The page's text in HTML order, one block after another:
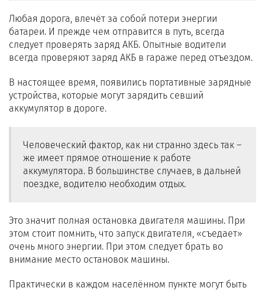
Любая дорога, влечёт за собой потери энергии
батареи. И прежде чем отправится в путь, всегда
следует проверять заряд АКБ. Опытные водители
всегда проверяют заряд АКБ в гараже перед отъездом.
В настоящее время, появились портативные зарядные
устройства, которые могут зарядить севший
аккумулятор в дороге.
Человеческий фактор, как ни странно здесь так –
же имеет прямое отношение к работе
аккумулятора. В большинстве случаев, в дальней
поездке, водителю необходим отдых.
Это значит полная остановка двигателя машины. При
этом стоит помнить, что запуск двигателя, «съедает»
очень много энергии. При этом следует брать во
внимание место остановок машины.
Практически в каждом населённом пункте могут быть